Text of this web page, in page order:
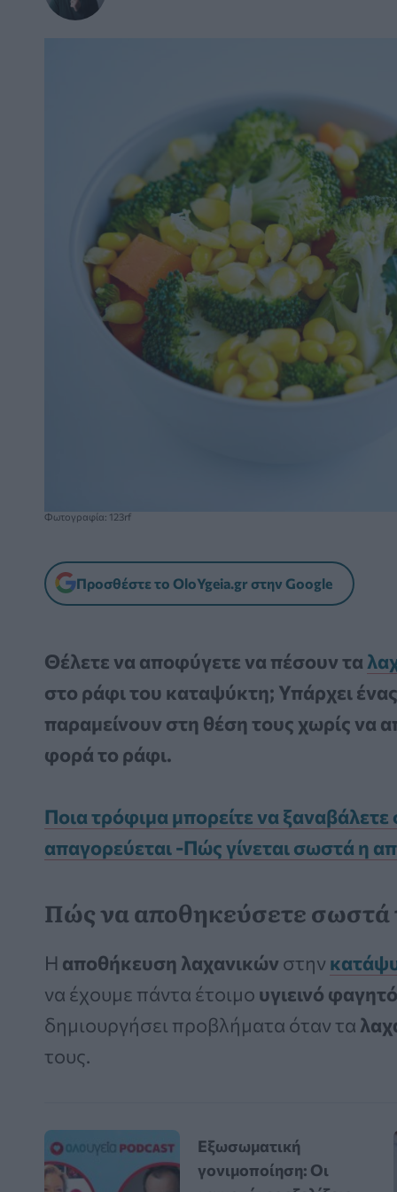
Φωτογραφία: 123rf
Προσθέστε το OloYgeia.gr στην Google
Θέλετε να αποφύγετε να πέσουν τα
στο ράφι του καταψύκτη; Υπάρχει
παραμείνουν στη θέση τους χωρίς να
φορά το ράφι.
Ποια τρόφιμα μπορείτε να
απαγορεύεται -Πώς γίνεται σωστά η
Πώς να αποθηκεύσετε σωστά
Η αποθήκευση λαχανικών στην
να έχουμε πάντα έτοιμο υγιεινό
δημιουργήσει προβλήματα όταν τα
τους.
Εξωσωματική
γονιμοποίηση: Οι